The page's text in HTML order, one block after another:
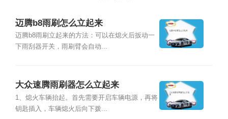
迈腾b8雨刷怎么立起来
迈腾b8雨刷立起来的方法：可以在熄火后扳动一
下雨刮器开关，雨刷臂会自动...
大众速腾雨刷器怎么立起来
1、熄火车辆抬起。首先需要开启车辆电源，再将
钥匙插入，车辆熄火后向下拨...